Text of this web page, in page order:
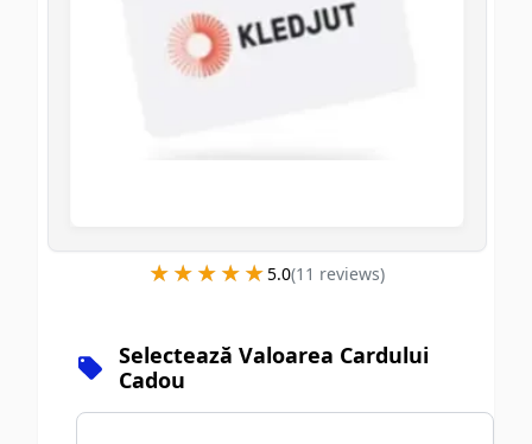
★★★★★
★★★★★5.0(11 reviews)
Selectează Valoarea Cardului
Cadou